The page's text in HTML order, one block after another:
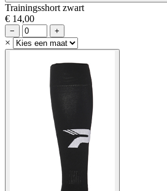
Trainingsshort zwart
€ 14,00
− +
×